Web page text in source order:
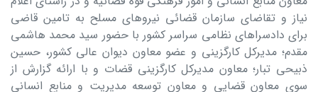
نیاز و تقاضای سازمان قضائی نیرو‌های مسلح به تامین قاضی
برای دادسرا‌های نظامی سراسر کشور با حضور سید محمد هاشمی
مقدم؛ مدیرکل کارگزینی و عضو معاون دیوان عالی کشور، حسین
ذبیحی تبار؛ معاون مدیرکل کارگزینی قضات و با ارائه گزارش از
سوی معاون قضایی و معاون توسعه مدیریت و منابع انسانی